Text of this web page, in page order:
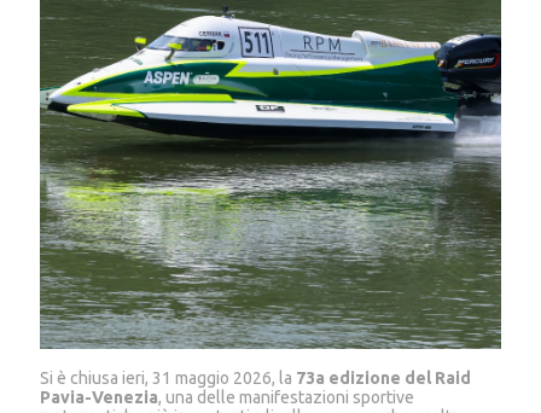
Si è chiusa ieri, 31 maggio 2026, la 73a edizione del Raid
Pavia-Venezia, una delle manifestazioni sportive